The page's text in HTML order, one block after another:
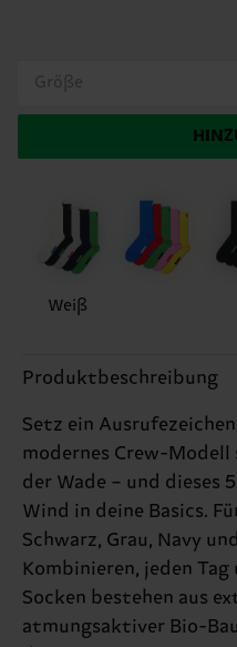
Größe
Weiß
Produktbeschreibung
Setz ein
modernes Crew-
der Wade – und dieses
Wind in deine Basics.
Schwarz, Grau, Navy
Kombinieren, jeden Tag
Socken bestehen aus
atmungsaktiver Bio-